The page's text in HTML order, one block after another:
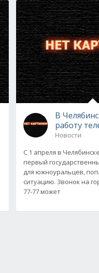
В
работу
Новости
С 1 апреля в
первый
для южноуральцев,
ситуацию. Звонок на
77-77 может